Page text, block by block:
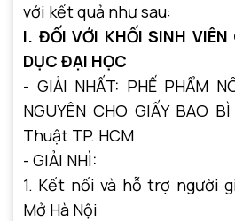
với kết quả như sau:
I. ĐỐI VỚI KHỐI SINH
DỤC ĐẠI HỌC
- GIẢI NHẤT: PHẾ PHẨM
NGUYÊN CHO GIẤY BAO
Thuật TP. HCM
- GIẢI NHÌ:
1. Kết nối và hỗ trợ người
Mở Hà Nội